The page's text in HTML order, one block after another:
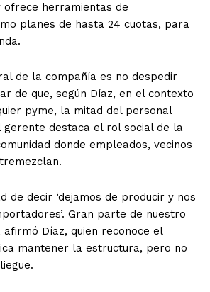
ofrece herramientas de
planes de hasta 24 cuotas, para
de la compañía es no despedir
de que, según Díaz, en el contexto
pyme, la mitad del personal
gerente destaca el rol social de la
donde empleados, vecinos
de decir ‘dejamos de producir y nos
Gran parte de nuestro
Díaz, quien reconoce el
mantener la estructura, pero no